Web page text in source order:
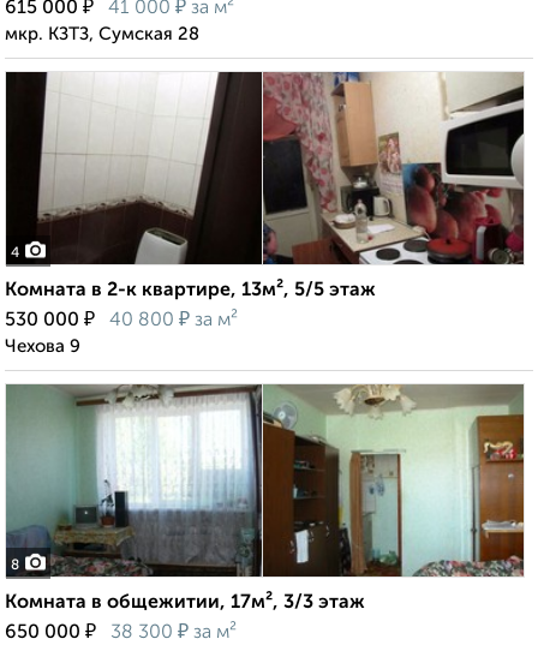
615 000 ₽ 41 000 ₽ за м²
мкр. КЗТЗ, Сумская 28
4
Комната в 2-к квартире, 13м², 5/5 этаж
530 000 ₽ 40 800 ₽ за м²
Чехова 9
8
Комната в общежитии, 17м², 3/3 этаж
650 000 ₽ 38 300 ₽ за м²